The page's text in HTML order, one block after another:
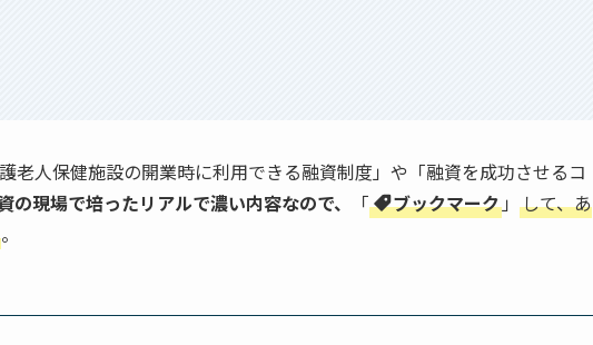
老人保健施設の開業時に利用できる融資制度」や「融資を成功させるコ
の現場で培ったリアルで濃い内容なので、 「 ブックマーク 」して、あ
。